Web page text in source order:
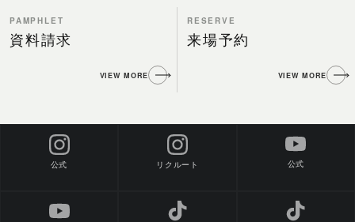
PAMPHLET
資料請求
VIEW MORE
RESERVE
来場予約
VIEW MORE
公式 リクルート 公式